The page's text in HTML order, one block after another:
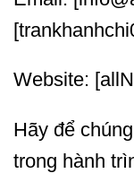
Website:
Hãy để
trong hành